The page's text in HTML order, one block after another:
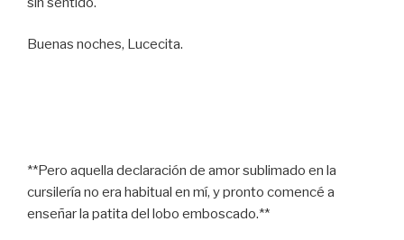
Buenas noches, Lucecita.
**Pero aquella declaración de amor sublimado en la
cursilería no era habitual en mí, y pronto comencé a
enseñar la patita del lobo emboscado.**